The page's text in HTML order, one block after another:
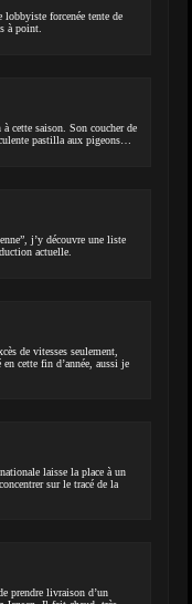
forcenée tente de
à point.
cette saison. Son coucher de
pastilla aux pigeons…
j’y découvre une liste
actuelle.
de vitesses seulement,
cette fin d’année, aussi je
laisse la place à un
sur le tracé de la
prendre livraison d’un